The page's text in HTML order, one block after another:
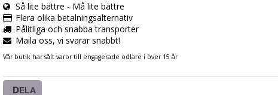
Så lite bättre - Må lite bättre
Flera olika betalningsalternativ
Pålitliga och snabba transporter
Maila oss, vi svarar snabbt!
Vår butik har sålt varor till engagerade odlare i över 15 år
DELA